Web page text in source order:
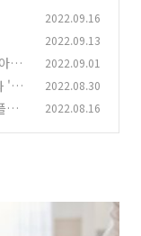
2022.09.16
2022.09.13
보
2022.09.01
'갱
2022.08.30
레
2022.08.16